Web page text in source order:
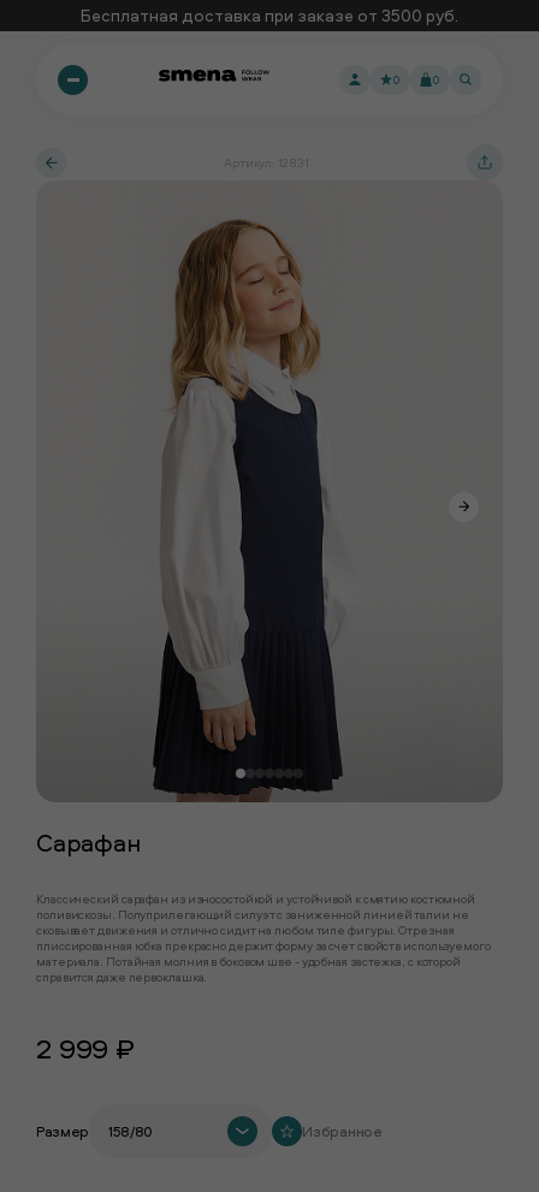
Бесплатная доставка при заказе от 3500 руб.
0
0
Артикул: 12831
Сарафан
Классический сарафан из износостойкой и устойчивой к смятию костюмной
поливискозы. Полуприлегающий силуэт с заниженной линией талии не
сковывает движения и отлично сидит на любом типе фигуры. Отрезная
плиссированная юбка прекрасно держит форму за счет свойств используемого
материала. Потайная молния в боковом шве - удобная застежка, с которой
справится даже первоклашка.
2 999 ₽
Размер 158/80 Избранное